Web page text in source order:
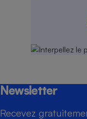
Newsletter
Recevez